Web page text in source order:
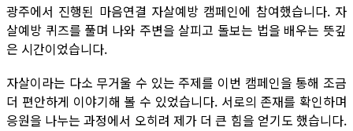
광주에서 진행된 마음연결 자살예방 캠페인에 참여했습니다. 자
살예방 퀴즈를 풀며 나와 주변을 살피고 돌보는 법을 배우는 뜻깊
은 시간이었습니다.
자살이라는 다소 무거울 수 있는 주제를 이번 캠페인을 통해 조금
더 편안하게 이야기해 볼 수 있었습니다. 서로의 존재를 확인하며
응원을 나누는 과정에서 오히려 제가 더 큰 힘을 얻기도 했습니다.